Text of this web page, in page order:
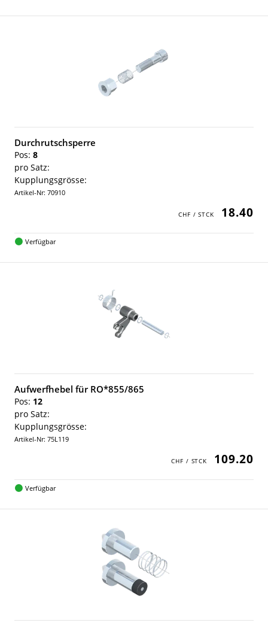
Durchrutschsperre
Pos: 8
pro Satz:
Kupplungsgrösse:
Artikel-Nr: 70910
18.40
Verfügbar
Aufwerfhebel für RO*855/865
Pos: 12
pro Satz:
Kupplungsgrösse:
Artikel-Nr: 75L119
109.20
Verfügbar